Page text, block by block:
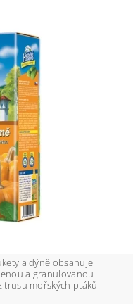
a dýně obsahuje
a granulovanou
mořských ptáků.